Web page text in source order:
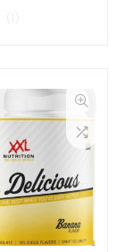
Protein –
(1000 gram)